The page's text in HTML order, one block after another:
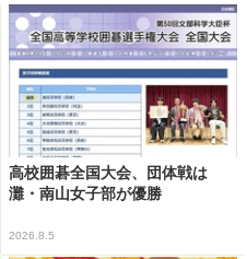
高校囲碁全国大会、団体戦は
灘・南山女子部が優勝
2026.8.5